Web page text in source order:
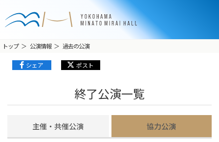
トップ 公演情報 過去の公演
シェア ポスト
終了公演一覧
主催・共催公演 協力公演